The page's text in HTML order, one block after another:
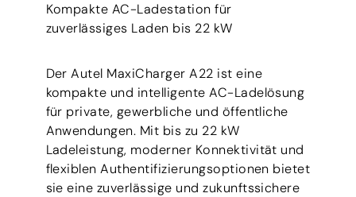
Kompakte AC-Ladestation für
zuverlässiges Laden bis 22 kW
Der Autel MaxiCharger A22 ist eine
kompakte und intelligente AC-Ladelösung
für private, gewerbliche und öffentliche
Anwendungen. Mit bis zu 22 kW
Ladeleistung, moderner Konnektivität und
flexiblen Authentifizierungsoptionen bietet
sie eine zuverlässige und zukunftssichere